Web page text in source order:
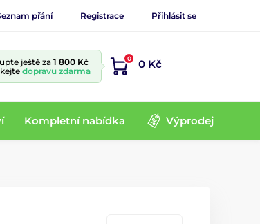
přání Registrace Přihlásit se
ještě za 1 800 Kč
dopravu zdarma
0 0 Kč
Kompletní nabídka Výprodej